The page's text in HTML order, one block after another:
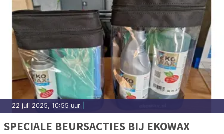
22 juli 2025, 10:55 uur
SPECIALE BEURSACTIES BIJ EKOWAX